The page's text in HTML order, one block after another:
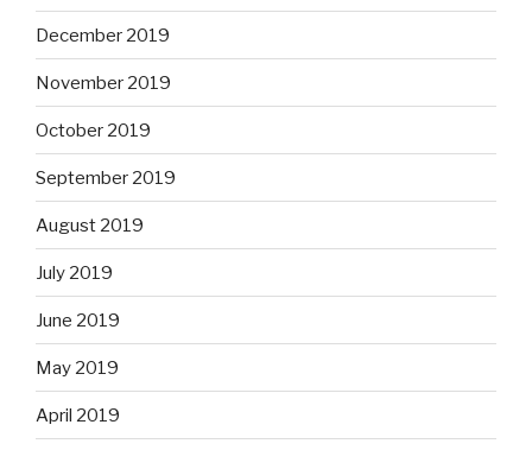
December 2019
November 2019
October 2019
September 2019
August 2019
July 2019
June 2019
May 2019
April 2019